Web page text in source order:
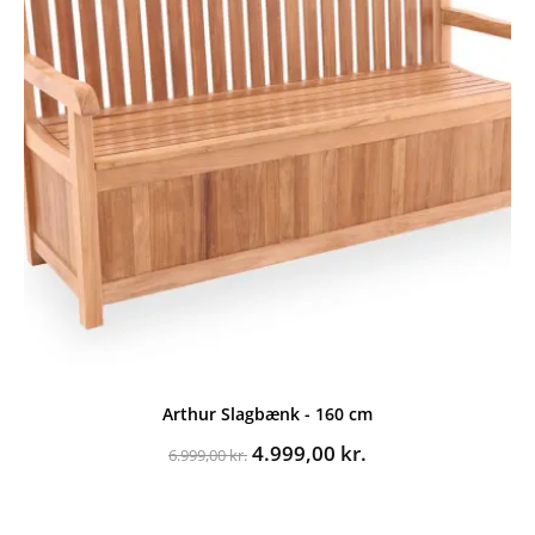
Arthur Slagbænk - 160 cm
6.999,00kr. Den
4.999,00 kr.